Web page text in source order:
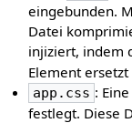
eingebunden.
Datei
injiziert, indem
Element
app.css :
festlegt. Diese